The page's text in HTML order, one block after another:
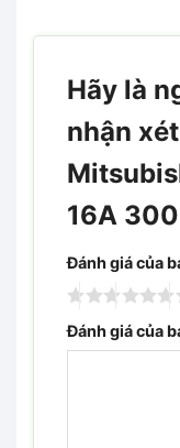
Hãy là
nhận
16A
Đánh giá của
Đánh giá của